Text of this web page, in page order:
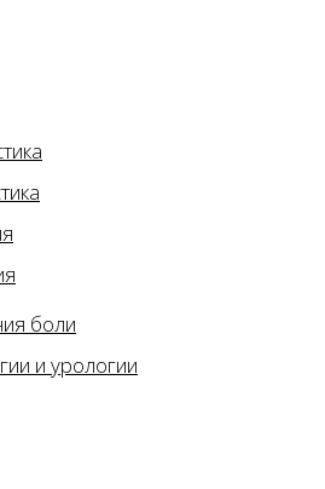
боли
и урологии